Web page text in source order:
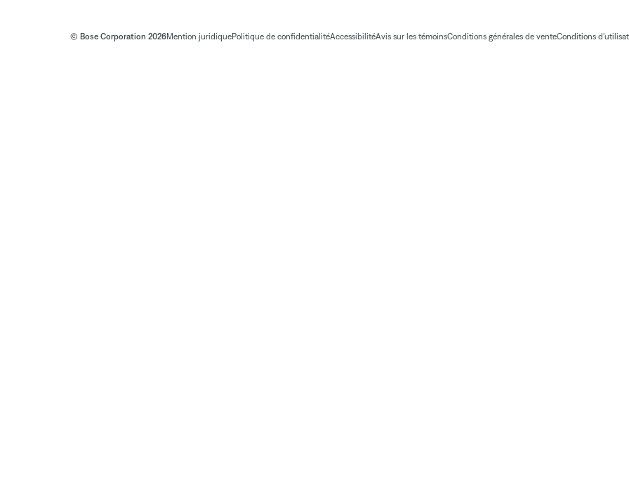
© Bose Corporation 2026Mention juridiquePolitique de confidentialitéAccessibilitéAvis sur les témoinsConditions générales de venteConditions